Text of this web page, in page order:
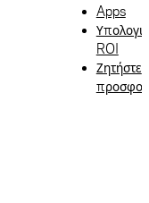
Apps
ROI
Ζητήστε